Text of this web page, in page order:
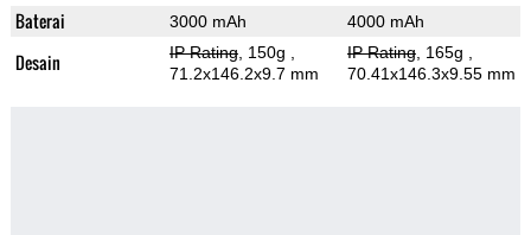
Baterai 3000 mAh 4000 mAh
Desain IP Rating, 150g
71.2x146.2x9.7 mm
IP Rating, 165g
70.41x146.3x9.55 mm